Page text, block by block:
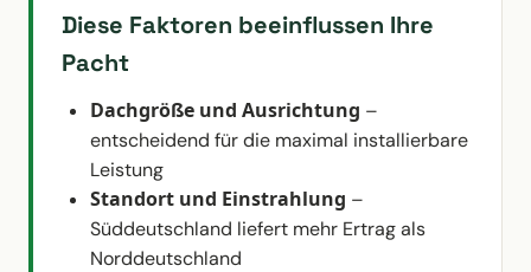
Diese Faktoren beeinflussen Ihre
Pacht
Dachgröße und Ausrichtung –
entscheidend für die maximal installierbare
Leistung
Standort und Einstrahlung –
Süddeutschland liefert mehr Ertrag als
Norddeutschland